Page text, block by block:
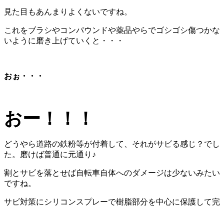
見た目もあんまりよくないですね。
これをブラシやコンパウンドや薬品やらでゴシゴシ傷つかな
いように磨き上げていくと・・・
おぉ・・・
おー！！！
どうやら道路の鉄粉等が付着して、それがサビる感じ？でし
た。磨けば普通に元通り♪
割とサビを落とせば自転車自体へのダメージは少ないみたい
ですね。
サビ対策にシリコンスプレーで樹脂部分を中心に保護して完